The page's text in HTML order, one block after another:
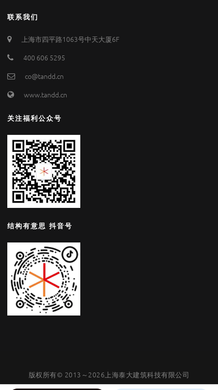
联系我们
上海市四平路1063号中天大厦6F
400 606 5295
co@tandd.cn
www.tandd.cn
关注福利公众号
结构有意思 抖音号
版权所有© 2013～2026上海泰大建筑科技有限公司